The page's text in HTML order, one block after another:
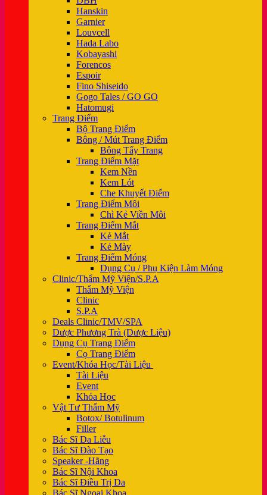
Hanskin
Garnier
Louvcell
Hada Labo
Kobayashi
Forencos
Espoir
Fino Shiseido
Gogo Tales / GO GO
Hatomugi
Trang Điểm
Bộ Trang Điểm
Bông / Mút Trang Điểm
Bông Tẩy Trang
Trang Điểm Mặt
Kem Nền
Kem Lót
Che Khuyết Điểm
Trang Điểm Môi
Chì Kẻ Viền Môi
Trang Điểm Mắt
Kẻ Mắt
Kẻ Mày
Trang Điểm Móng
Dụng Cụ / Phụ Kiện Làm Móng
Clinic/Thẩm Mỹ Viện/S.P.A
Thẩm Mỹ Viện
Clinic
S.P.A
Deals Clinic/TMV/SPA
Dược Phương Trà (Dược Liệu)
Dụng Cụ Trang Điểm
Cọ Trang Điểm
Event/Khóa Học/Tài Liệu
Tài Liệu
Event
Khóa Học
Vật Tư Thẩm Mỹ
Botox/ Botulinum
Filler
Bác Sĩ Da Liễu
Bác Sĩ Đào Tạo
Speaker -Hãng
Bác Sĩ Nội Khoa
Bác Sĩ Điều Trị Da
Bác Sĩ Ngoại Khoa